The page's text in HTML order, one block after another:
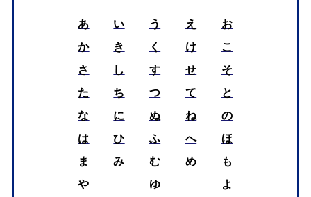
あ い う え
お
か
き く け
こ
さ
し す せ
そ
た
ち つ て
と
な
に ぬ ね
の
は
ひ ふ へ
ほ
ま
み む め
も
や
ゆ
よ